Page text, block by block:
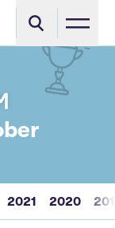
2021 2020